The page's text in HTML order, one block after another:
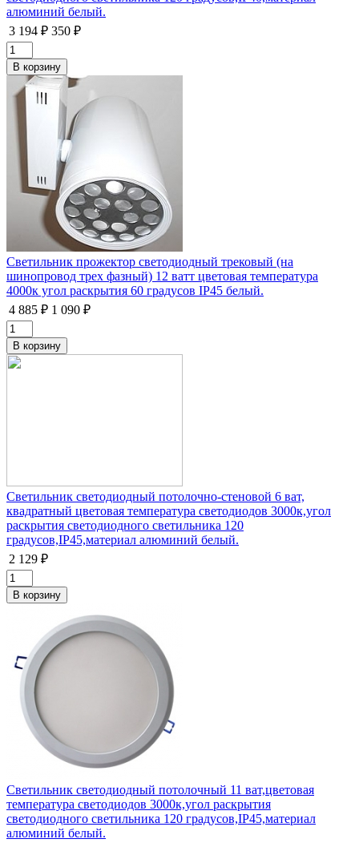
алюминий белый.
3 194 ₽ 350 ₽
Светильник прожектор светодиодный трековый (на
шинопровод трех фазный) 12 ватт цветовая температура
4000к угол раскрытия 60 градусов IP45 белый.
4 885 ₽ 1 090 ₽
Светильник светодиодный потолочно-стеновой 6 ват,
квадратный цветовая температура светодиодов 3000к,угол
раскрытия светодиодного светильника 120
градусов,IP45,материал алюминий белый.
2 129 ₽
Светильник светодиодный потолочный 11 ват,цветовая
температура светодиодов 3000к,угол раскрытия
светодиодного светильника 120 градусов,IP45,материал
алюминий белый.